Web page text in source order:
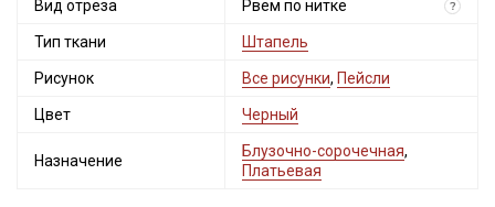
Вид отреза Рвем по нитке ?
Тип ткани Штапель
Рисунок Все рисунки, Пейсли
Цвет Черный
Назначение
Блузочно-сорочечная,
Платьевая
Секретная рассылка от Купава